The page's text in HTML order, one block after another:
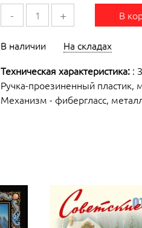
- + В
В наличии
На складах
Техническая характеристика: :
Ручка-проезиненный пластик,
Механизм - фибергласс,